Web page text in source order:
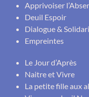
Apprivoiser
Deuil Espoir
Dialogue &
Empreintes
Le Jour d’Après
Naitre et Vivre
La petite fille aux